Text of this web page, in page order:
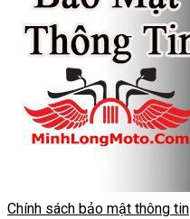
Chính sách bảo mật thông tin